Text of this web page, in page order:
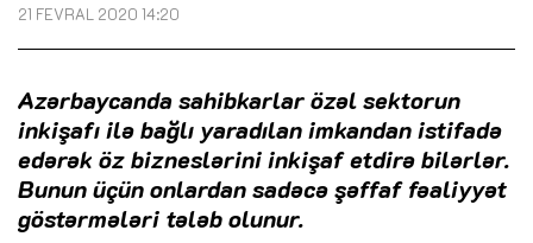
21 FEVRAL 2020 14:20
Azərbaycanda sahibkarlar özəl sektorun
inkişafı ilə bağlı yaradılan imkandan istifadə
edərək öz bizneslərini inkişaf etdirə bilərlər.
Bunun üçün onlardan sadəcə şəffaf fəaliyyət
göstərmələri tələb olunur.